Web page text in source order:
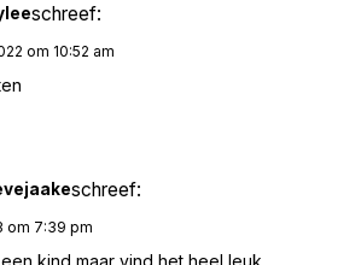
schreef:
om 10:52 am
schreef:
om 7:39 pm